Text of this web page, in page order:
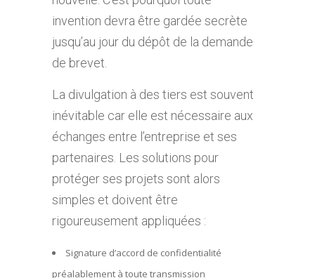
invention devra être gardée secrète
jusqu’au jour du dépôt de la demande
de brevet.
La divulgation à des tiers est souvent
inévitable car elle est nécessaire aux
échanges entre l’entreprise et ses
partenaires. Les solutions pour
protéger ses projets sont alors
simples et doivent être
rigoureusement appliquées :
Signature d’accord de confidentialité
préalablement à toute transmission